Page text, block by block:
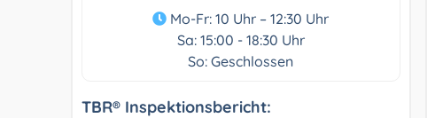
Mo-Fr: 10 Uhr – 12:30 Uhr
Sa: 15:00 - 18:30 Uhr
So: Geschlossen
TBR® Inspektionsbericht: